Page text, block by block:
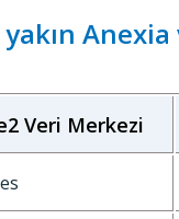
Veri Merkezi